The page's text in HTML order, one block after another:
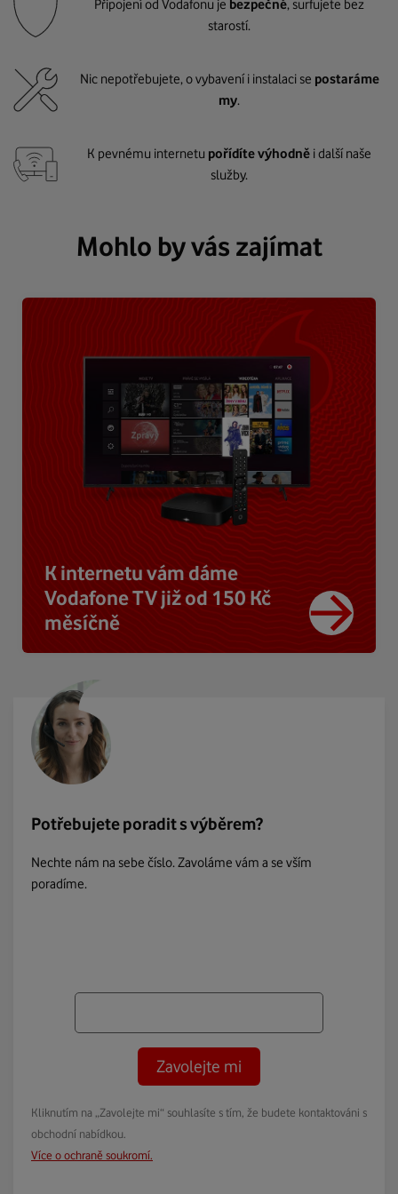
Připojení od Vodafonu je bezpečné, surfujete bez
starostí.
Nic nepotřebujete, o vybavení i instalaci se postaráme
my.
K pevnému internetu pořídíte výhodně i další naše
služby.
Mohlo by vás zajímat
K internetu vám dáme
Vodafone TV již od 150 Kč
měsíčně
Potřebujete poradit s výběrem?
Nechte nám na sebe číslo. Zavoláme vám a se vším
poradíme.
Zavolejte mi
Kliknutím na „Zavolejte mi“ souhlasíte s tím, že budete kontaktováni s
obchodní nabídkou.
Více o ochraně soukromí.